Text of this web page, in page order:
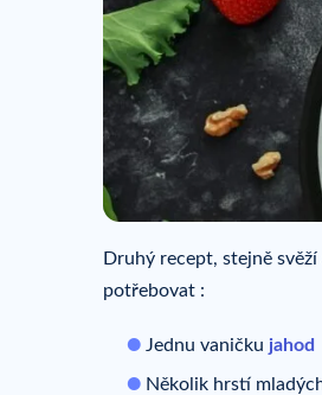
Druhý recept, stejně
potřebovat :
Jednu vaničku jahod
Několik hrstí